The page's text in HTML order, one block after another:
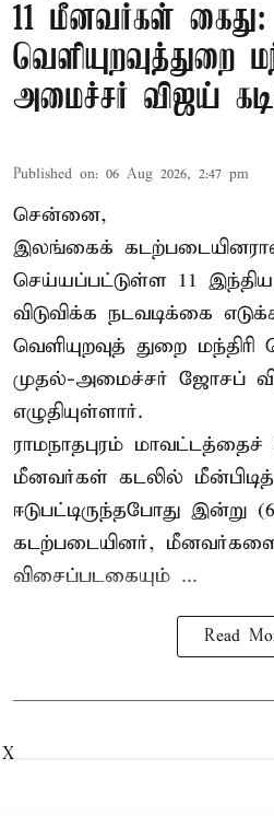
11 மீனவர்கள் கைது:
வெளியுறவுத்துறை
அமைச்சர் விஜய்
Published on: 06 Aug 2026, 2:47 pm
சென்னை,
இலங்கைக்
செய்யப்பட்டுள்ள 11
விடுவிக்க நடவடிக்கை
வெளியுறவுத் துறை
முதல்-அமைச்சர் ஜோசப்
எழுதியுள்ளார்.
ராமநாதபுரம்
மீனவர்கள் கடலில்
ஈடுபட்டிருந்தபோது இன்று
கடற்படையினர்,
விசைப்படகையும் ...
Read
X